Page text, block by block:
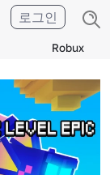
Robux
로그인